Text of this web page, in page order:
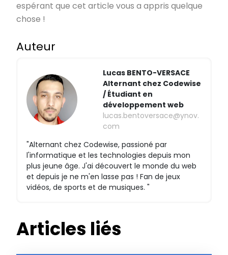
espérant que cet article vous a appris quelque
chose !
Auteur
Lucas BENTO-VERSACE
Alternant chez Codewise
/ Étudiant en
développement web
lucas.bentoversace@ynov.
com
"Alternant chez Codewise, passioné par
l'informatique et les technologies depuis mon
plus jeune âge. J'ai découvert le monde du web
et depuis je ne m'en lasse pas ! Fan de jeux
vidéos, de sports et de musiques. "
Articles liés